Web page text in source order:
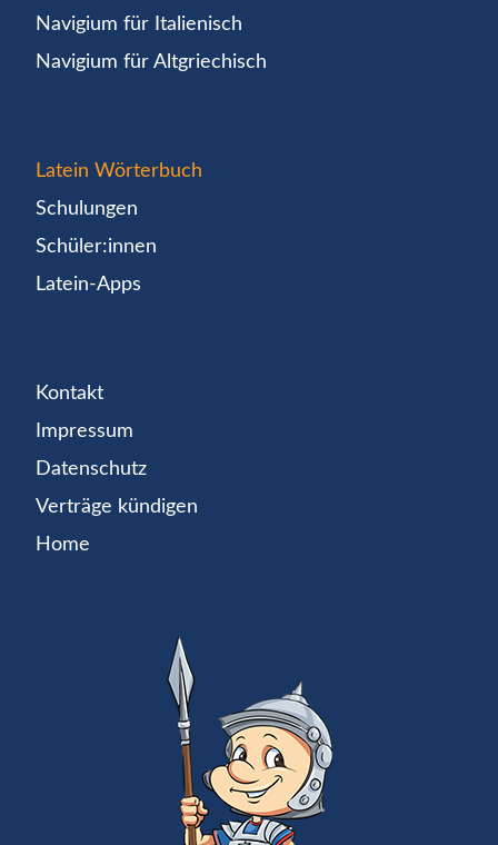
Navigium für Italienisch
Navigium für Altgriechisch
Latein Wörterbuch
Schulungen
Schüler:innen
Latein-Apps
Kontakt
Impressum
Datenschutz
Verträge kündigen
Home